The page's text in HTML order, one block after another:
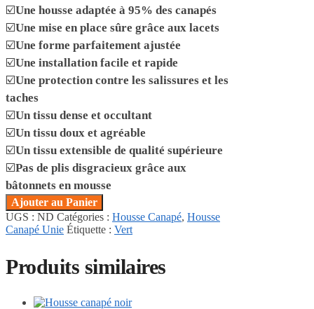
☑️Une housse adaptée à 95% des canapés
☑️Une mise en place sûre grâce aux lacets
☑️Une forme parfaitement ajustée
☑️Une installation facile et rapide
☑️Une protection contre les salissures et les
taches
☑️Un tissu dense et occultant
☑️Un tissu doux et agréable
☑️Un tissu extensible de qualité supérieure
☑️Pas de plis disgracieux grâce aux
bâtonnets en mousse
Ajouter au Panier
UGS : ND Catégories : Housse Canapé, Housse
Canapé Unie Étiquette : Vert
Produits similaires